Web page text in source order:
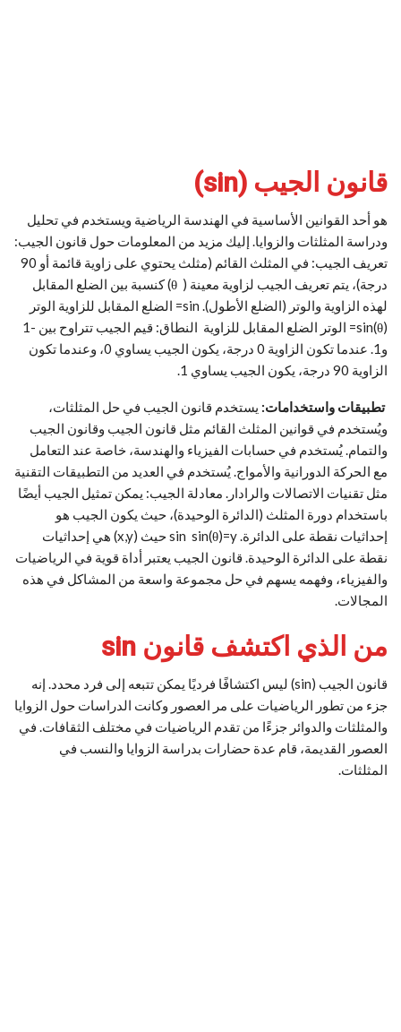
قانون الجيب (sin)
هو أحد القوانين الأساسية في الهندسة الرياضية ويستخدم في تحليل
ودراسة المثلثات والزوايا. إليك مزيد من المعلومات حول قانون الجيب:
تعريف الجيب: في المثلث القائم (مثلث يحتوي على زاوية قائمة أو 90
درجة)، يتم تعريف الجيب لزاوية معينة ( θ) كنسبة بين الضلع المقابل
لهذه الزاوية والوتر (الضلع الأطول). sin= الضلع المقابل للزاوية الوتر
sin(θ)= الوتر الضلع المقابل للزاوية ​ النطاق: قيم الجيب تتراوح بين -1
و1. عندما تكون الزاوية 0 درجة، يكون الجيب يساوي 0، وعندما تكون
الزاوية 90 درجة، يكون الجيب يساوي 1.
تطبيقات واستخدامات: يستخدم قانون الجيب في حل المثلثات،
ويُستخدم في قوانين المثلث القائم مثل قانون الجيب وقانون الجيب
والتمام. يُستخدم في حسابات الفيزياء والهندسة، خاصة عند التعامل
مع الحركة الدورانية والأمواج. يُستخدم في العديد من التطبيقات التقنية
مثل تقنيات الاتصالات والرادار. معادلة الجيب: يمكن تمثيل الجيب أيضًا
باستخدام دورة المثلث (الدائرة الوحيدة)، حيث يكون الجيب هو
إحداثيات نقطة على الدائرة. sin ⁡ sin(θ)=y حيث (x,y) هي إحداثيات
نقطة على الدائرة الوحيدة. قانون الجيب يعتبر أداة قوية في الرياضيات
والفيزياء، وفهمه يسهم في حل مجموعة واسعة من المشاكل في هذه
المجالات.
من الذي اكتشف قانون sin
قانون الجيب (sin) ليس اكتشافًا فرديًا يمكن تتبعه إلى فرد محدد. إنه
جزء من تطور الرياضيات على مر العصور وكانت الدراسات حول الزوايا
والمثلثات والدوائر جزءًا من تقدم الرياضيات في مختلف الثقافات. في
العصور القديمة، قام عدة حضارات بدراسة الزوايا والنسب في
المثلثات.